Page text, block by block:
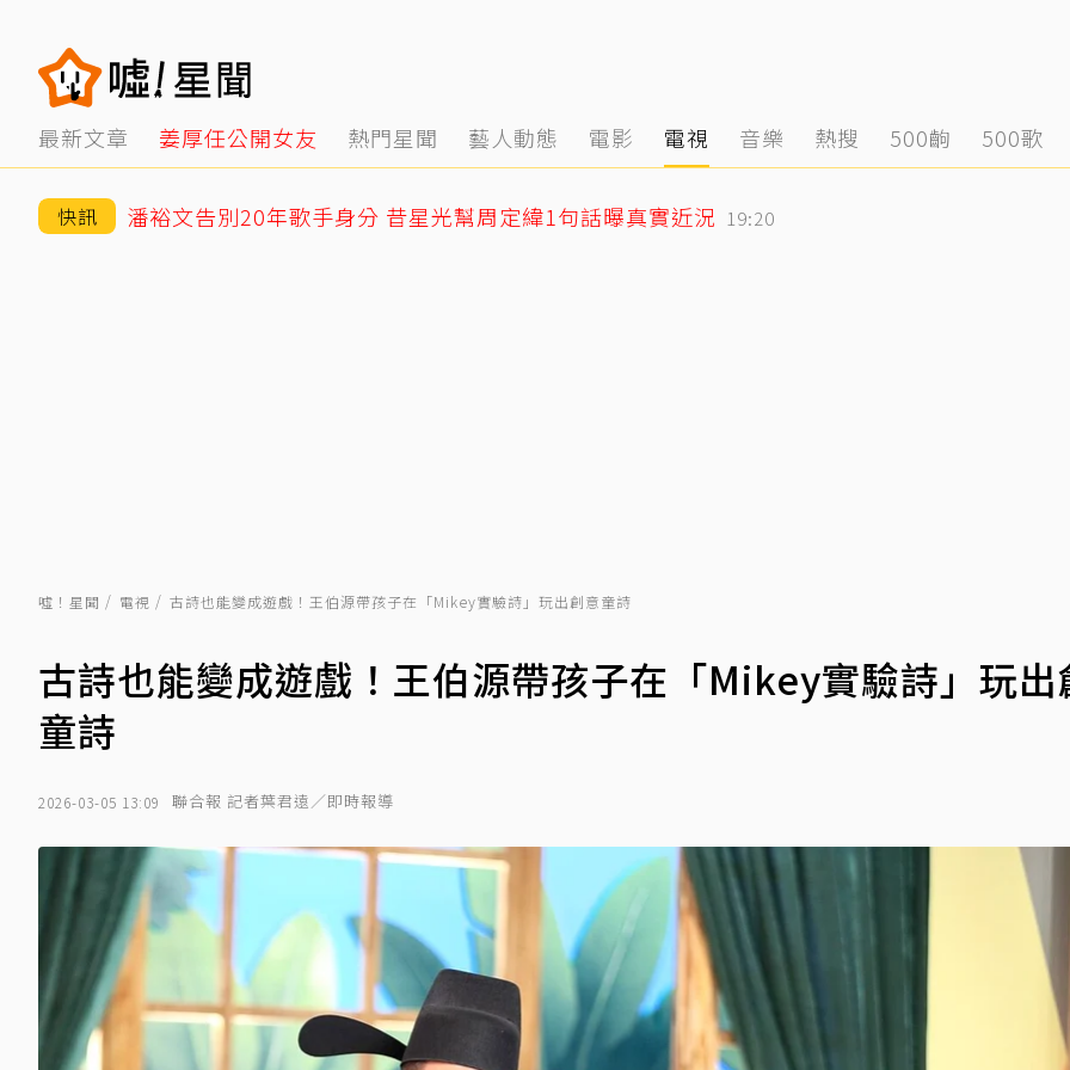
最新文章 姜厚任公開女友 熱門星聞 藝人動態 電影 電視 音樂 熱搜 500齣 500歌
快訊 潘裕文告別20年歌手身分 昔星光幫周定緯1句話曝真實近況 19:20
噓！星聞 電視 古詩也能變成遊戲！王伯源帶孩子在「Mikey實驗詩」玩出創意童詩
古詩也能變成遊戲！王伯源帶孩子在「Mikey實驗詩」玩出
童詩
2026-03-05 13:09 聯合報 記者葉君遠／即時報導